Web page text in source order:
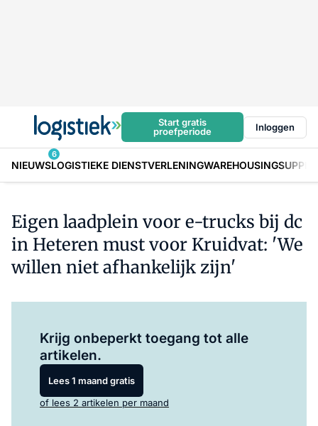
Start gratis
proefperiode
Inloggen
NIEUWS
6
LOGISTIEKE DIENSTVERLENINGWAREHOUSING
Eigen laadplein voor e-trucks bij dc
in Heteren must voor Kruidvat: 'We
willen niet afhankelijk zijn'
Krijg onbeperkt toegang tot alle
artikelen.
Lees 1 maand gratis
of lees 2 artikelen per maand